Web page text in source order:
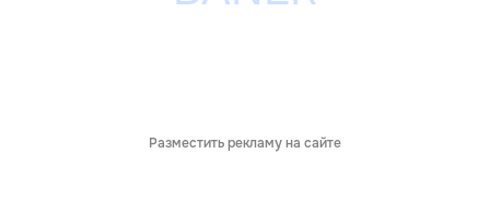
Разместить рекламу на сайте